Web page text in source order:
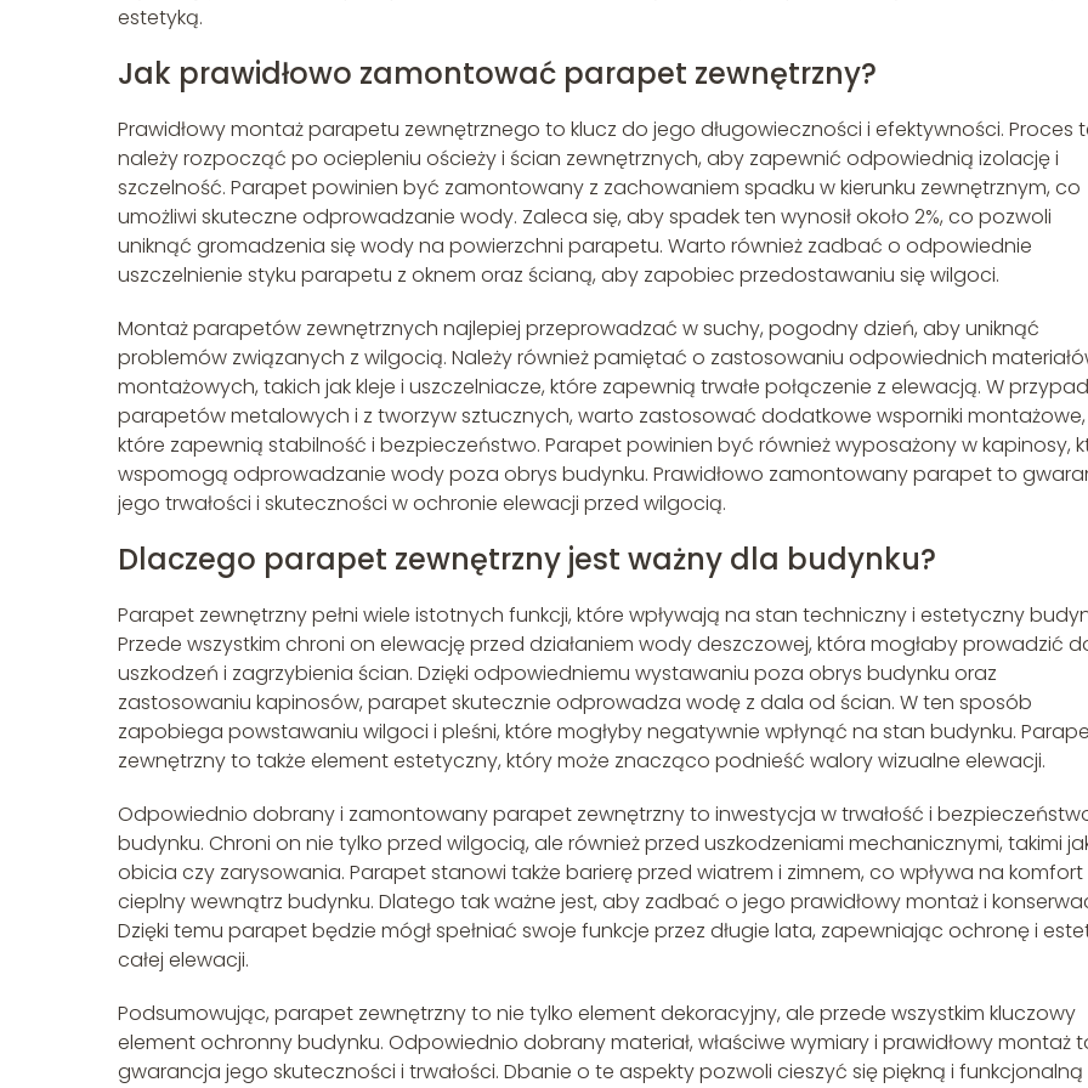
estetyką.
Jak prawidłowo zamontować parapet zewnętrzny?
Prawidłowy montaż parapetu zewnętrznego to klucz do jego długowieczności i efektywności. Proces
należy rozpocząć po ociepleniu ościeży i ścian zewnętrznych, aby zapewnić odpowiednią izolację i
szczelność. Parapet powinien być zamontowany z zachowaniem spadku w kierunku zewnętrznym, co
umożliwi skuteczne odprowadzanie wody. Zaleca się, aby spadek ten wynosił około 2%, co pozwoli
uniknąć gromadzenia się wody na powierzchni parapetu. Warto również zadbać o odpowiednie
uszczelnienie styku parapetu z oknem oraz ścianą, aby zapobiec przedostawaniu się wilgoci.
Montaż parapetów zewnętrznych najlepiej przeprowadzać w suchy, pogodny dzień, aby uniknąć
problemów związanych z wilgocią. Należy również pamiętać o zastosowaniu odpowiednich
montażowych, takich jak kleje i uszczelniacze, które zapewnią trwałe połączenie z elewacją. W
parapetów metalowych i z tworzyw sztucznych, warto zastosować dodatkowe wsporniki montażowe,
które zapewnią stabilność i bezpieczeństwo. Parapet powinien być również wyposażony w kapinosy,
wspomogą odprowadzanie wody poza obrys budynku. Prawidłowo zamontowany parapet to
jego trwałości i skuteczności w ochronie elewacji przed wilgocią.
Dlaczego parapet zewnętrzny jest ważny dla budynku?
Parapet zewnętrzny pełni wiele istotnych funkcji, które wpływają na stan techniczny i estetyczny
Przede wszystkim chroni on elewację przed działaniem wody deszczowej, która mogłaby prowadzić
uszkodzeń i zagrzybienia ścian. Dzięki odpowiedniemu wystawaniu poza obrys budynku oraz
zastosowaniu kapinosów, parapet skutecznie odprowadza wodę z dala od ścian. W ten sposób
zapobiega powstawaniu wilgoci i pleśni, które mogłyby negatywnie wpłynąć na stan budynku.
zewnętrzny to także element estetyczny, który może znacząco podnieść walory wizualne elewacji.
Odpowiednio dobrany i zamontowany parapet zewnętrzny to inwestycja w trwałość i
budynku. Chroni on nie tylko przed wilgocią, ale również przed uszkodzeniami mechanicznymi, takimi
obicia czy zarysowania. Parapet stanowi także barierę przed wiatrem i zimnem, co wpływa na komfort
cieplny wewnątrz budynku. Dlatego tak ważne jest, aby zadbać o jego prawidłowy montaż i
Dzięki temu parapet będzie mógł spełniać swoje funkcje przez długie lata, zapewniając ochronę i
całej elewacji.
Podsumowując, parapet zewnętrzny to nie tylko element dekoracyjny, ale przede wszystkim kluczowy
element ochronny budynku. Odpowiednio dobrany materiał, właściwe wymiary i prawidłowy montaż
gwarancja jego skuteczności i trwałości. Dbanie o te aspekty pozwoli cieszyć się piękną i funkcjonalną